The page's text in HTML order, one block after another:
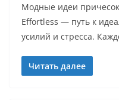
Модные идеи
Effortless — путь к
усилий и стресса.
Читать далее